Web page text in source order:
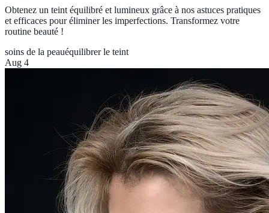
Obtenez un teint équilibré et lumineux grâce à nos astuces pratiques
et efficaces pour éliminer les imperfections. Transformez votre
routine beauté !
soins de la peauéquilibrer le teint
Aug 4